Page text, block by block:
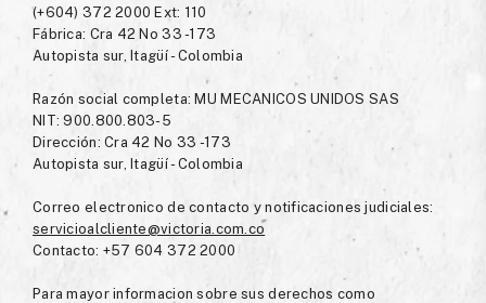
(+604) 372 2000 Ext: 110
Fábrica: Cra 42 No 33 -173
Autopista sur, Itagüí - Colombia
Razón social completa: MU MECANICOS UNIDOS SAS
NIT: 900.800.803-5
Dirección: Cra 42 No 33 -173
Autopista sur, Itagüí - Colombia
Correo electronico de contacto y notificaciones judiciales:
servicioalcliente@victoria.com.co
Contacto: +57 604 372 2000
Para mayor informacion sobre sus derechos como